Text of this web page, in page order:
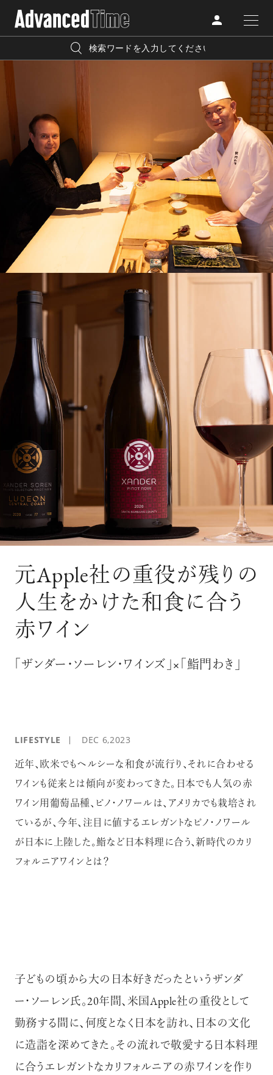
FASHION
BEAUTY
TRAVEL
LIFESTYLE
FOLLOW US
『AdvancedTime』は、自由でしなやかに生きるハイエンド
な大人達におくる、スペシャルイシュー満載のメディア。
高感度なファッション、カルチャーに溺愛、未知の幅広い
教養を求め、今までの人生で積んだ経験、知見を余裕をも
って楽しみながら、進化するソーシャルに寄り添いたい。
何かに縛られていた時間から解き放たれつつある世代の
ライフスタイルを豊かに彩る『AdvancedTime』が発信する
情報をさらに充実し、より速やかに、活用できる
「AdvancedClub」会員組織を設けました。
「AdvancedClub」会員に登録すると、プレゼント応募情報
の一覧、プレミアムな会員限定イベント、ブランドのエクス
クルーシブアイテムの紹介など、特別なコンテンツ情報を
メールマガジンでお届け致します。更に『AdvancedTime』
のタブロイドマガジンのご案内もあり、送付手数料のみを
ご負担いただくことでお手元で『AdvancedTime』をお楽し
みいただけます。
登録は無料です。
一緒に『AdvancedTime』を楽しみましょう！
会員登録をする
プレゼント
リゾート インテリア
美白 アイメイク
元Apple社の重役が残りの
人生をかけた和食に合う
赤ワイン
「ザンダー・ソーレン・ワインズ」×「鮨門わき」
LIFESTYLE DEC 6,2023
近年、欧米でもヘルシーな和食が流行り、それに合わせる
ワインも従来とは傾向が変わってきた。日本でも人気の赤
ワイン用葡萄品種、ピノ・ノワールは、アメリカでも栽培され
ているが、今年、注目に値するエレガントなピノ・ノワール
が日本に上陸した。鮨など日本料理に合う、新時代のカリ
フォルニアワインとは？
子どもの頃から大の日本好きだったというザンダ
ー・ソーレン氏。20年間、米国Apple社の重役として
勤務する間に、何度となく日本を訪れ、日本の文化
に造詣を深めてきた。その流れで敬愛する日本料理
に合うエレガントなカリフォルニアの赤ワインを作り